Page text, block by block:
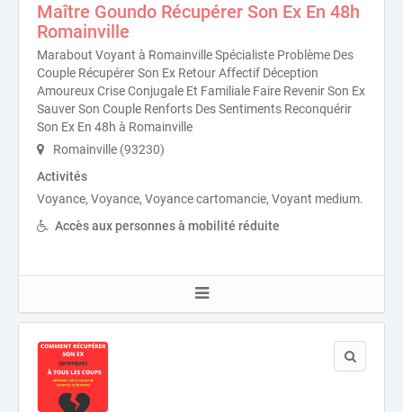
Maître Goundo Récupérer Son Ex En 48h
Romainville
Marabout Voyant à Romainville Spécialiste Problème Des
Couple Récupérer Son Ex Retour Affectif Déception
Amoureux Crise Conjugale Et Familiale Faire Revenir Son Ex
Sauver Son Couple Renforts Des Sentiments Reconquérir
Son Ex En 48h à Romainville
Romainville (93230)
Activités
Voyance, Voyance, Voyance cartomancie, Voyant medium.
Accès aux personnes à mobilité réduite